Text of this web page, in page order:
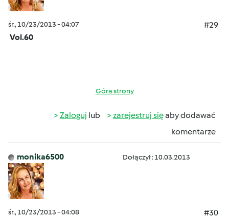
śr., 10/23/2013 - 04:07
#29
Vol.60
Góra strony
Zaloguj lub zarejestruj sięaby dodawać
komentarze
monika6500 Dołączył : 10.03.2013
śr., 10/23/2013 - 04:08
#30